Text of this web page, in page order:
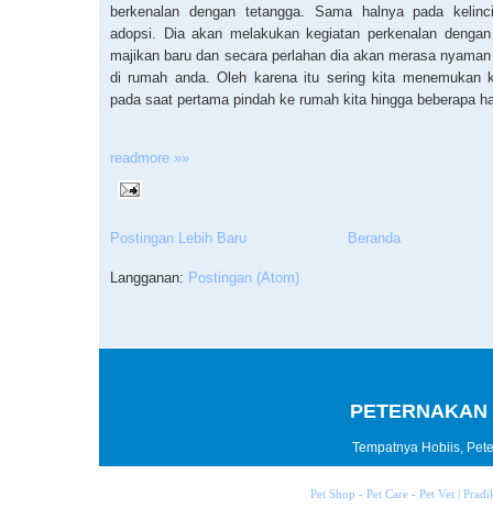
berkenalan dengan tetangga. Sama halnya pada
adopsi. Dia akan melakukan kegiatan perkenalan
majikan baru dan secara perlahan dia akan merasa
di rumah anda. Oleh karena itu sering kita menemukan
pada saat pertama pindah ke rumah kita hingga beberapa
readmore »»
Postingan Lebih Baru Beranda
Langganan: Postingan (Atom)
Tempatnya Hobiis,
Pet Shop - Pet Care - Pet Vet |